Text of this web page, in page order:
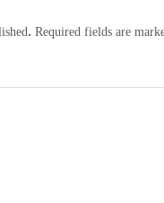
Required fields are